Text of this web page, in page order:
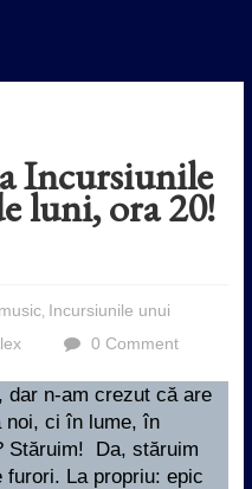
Incursiunile
luni, ora 20!
, Incursiunile unui
0 Comment
n-am crezut că are
noi, ci în lume, în
Stăruim! Da, stăruim
La propriu: epic